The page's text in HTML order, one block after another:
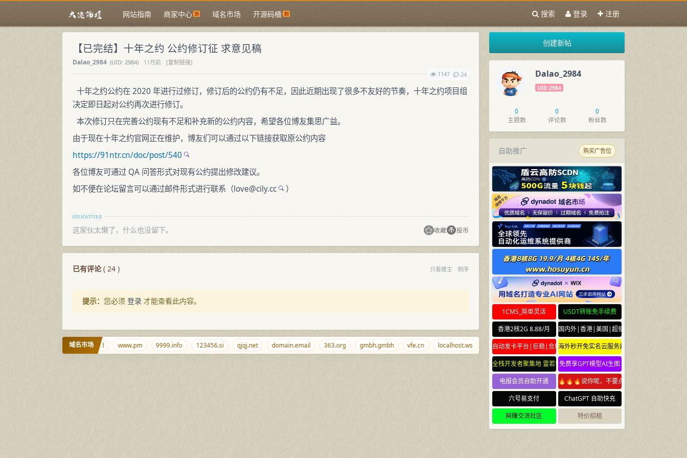
网站指南 商家中心 域名市场 开源码桶 搜索 登录 注册
【已完结】十年之约 公约修订征 求意见稿
Dalao_2984 (UID: 2984) 11月前
[复制链接]
1147
24
十年之约公约在 2020 年进行过修订，修订后的公约仍有不足，因此近期出现了很多不友好的节奏，十年之约项目组
决定即日起对公约再次进行修订。
本次修订只在完善公约现有不足和补充新的公约内容，希望各位博友集思广益。
由于现在十年之约官网正在维护，博友们可以通过以下链接获取原公约内容
https://91ntr.cn/doc/post/540
各位博友可通过 QA 问答形式对现有公约提出修改建议。
如不便在论坛留言可以通过邮件形式进行联系（love@cily.cc ）
这家伙太懒了，什么也没留下。 收藏 投币
已有评论( 24 ) 只看楼主 倒序
提示： 您必须 登录 才能查看此内容。
域名市场
whois.tl www.pm 9999.info 123456.si qjqj.net domain.email 363.org gmbh.gmbh vfe.cn localhost.ws lhz.net 08888.com.cn lcann.org ciyuan.dog
创建新帖
Dalao_2984
UID:2984
0
主题数
0
评论数
0
粉丝数
自助推广 购买广告位
1CMS_简单灵活
USDT转账免手续费
香港2核2G 8.88/月
国内外|香港|美国|超便宜云服务器
自动发卡平台|巨稳|合规海外秒开免实名云服务器
全栈开发者聚集地 雷若社区 leiruo.com
免费享GPT模型AI生图
电报会员自助开通
🔥🔥🔥说你呢，不要点🔥🔥🔥
六号易支付
ChatGPT 自助快充
网赚交流社区
特价招租